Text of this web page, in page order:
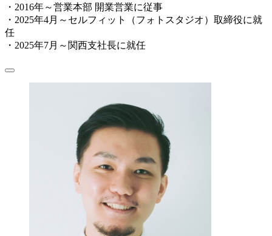
・2016年～営業本部 開業営業に従事
・2025年4月～セルフィット（フォトスタジオ）取締役に就
任
・2025年7月～関西支社長に就任